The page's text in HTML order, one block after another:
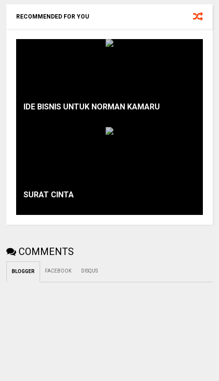
RECOMMENDED FOR YOU
IDE BISNIS UNTUK NORMAN KAMARU
SURAT CINTA
COMMENTS
BLOGGER FACEBOOK DISQUS